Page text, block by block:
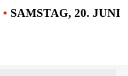
• SAMSTAG, 20. JUNI